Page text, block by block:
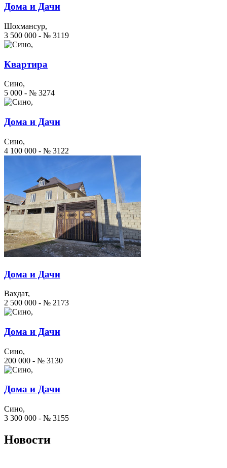
Дома и Дачи
Шохмансур,
3 500 000 - № 3119
Квартира
Сино,
5 000 - № 3274
Дома и Дачи
Сино,
4 100 000 - № 3122
Дома и Дачи
Вахдат,
2 500 000 - № 2173
Дома и Дачи
Сино,
200 000 - № 3130
Дома и Дачи
Сино,
3 300 000 - № 3155
Новости